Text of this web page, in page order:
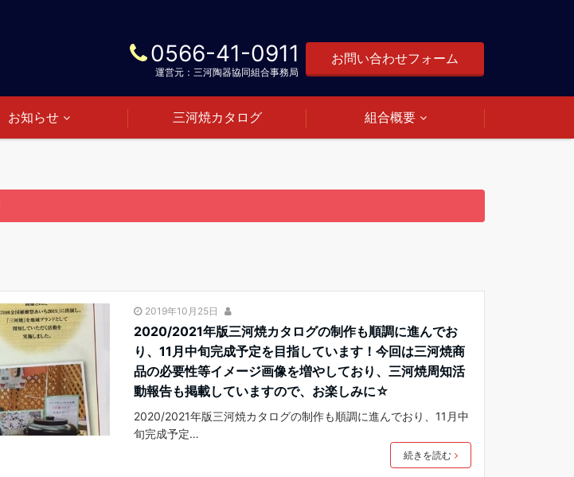
0566-41-0911
運営元：三河陶器協同組合事務局
お問い合わせフォーム
お知らせ 三河焼カタログ 組合概要
2019年10月25日
2020/2021年版三河焼カタログの制作も順調に進んでお
り、11月中旬完成予定を目指しています！今回は三河焼商
品の必要性等イメージ画像を増やしており、三河焼周知活
動報告も掲載していますので、お楽しみに☆
2020/2021年版三河焼カタログの制作も順調に進んでおり、11月中
旬完成予定…
続きを読む